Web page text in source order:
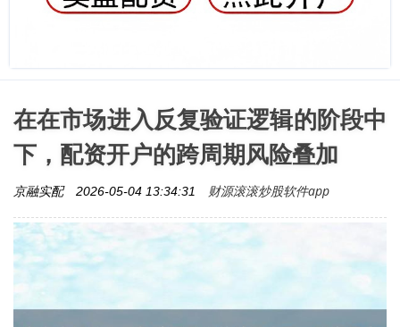
在在市场进入反复验证逻辑的阶段中
下，配资开户的跨周期风险叠加
京融实配 2026-05-04 13:34:31 财源滚滚炒股软件app